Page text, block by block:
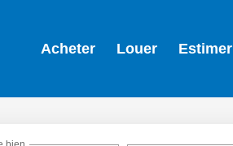
Acheter Louer Estimer